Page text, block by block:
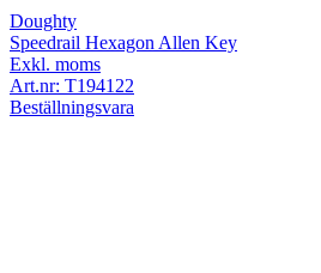
Doughty
Speedrail Hexagon Allen Key
Exkl. moms
Art.nr: T194122
Beställningsvara